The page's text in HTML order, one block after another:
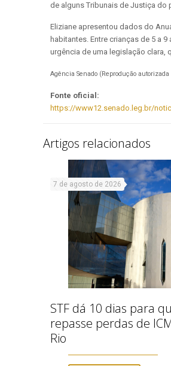
de alguns Tribunais de Justiça do
Eliziane apresentou dados do
habitantes. Entre crianças de 5 a
urgência de uma legislação clara,
Agência Senado (Reprodução
Fonte oficial:
https://www12.senado.leg.br/
Artigos relacionados
7 de agosto de 2026
STF dá 10 dias para
repasse perdas de
Rio